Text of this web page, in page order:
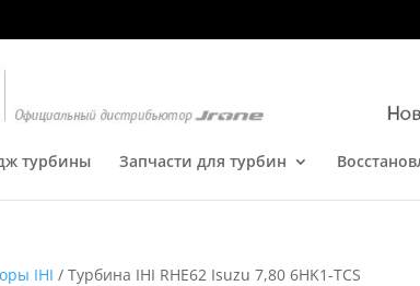
турбины Запчасти для турбин
IHI / Турбина IHI RHE62 Isuzu 7,80 6HK1-TCS